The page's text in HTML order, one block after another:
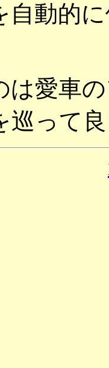
自動的
は愛車
巡って